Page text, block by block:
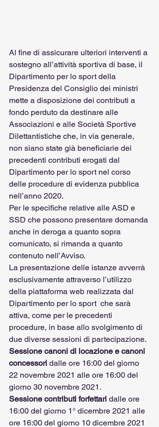
Al fine di assicurare ulteriori interventi a
sostegno all’attività sportiva di base, il
Dipartimento per lo sport della
Presidenza del Consiglio dei ministri
mette a disposizione dei contributi a
fondo perduto da destinare alle
Associazioni e alle Società Sportive
Dilettantistiche che, in via generale,
non siano state già beneficiarie dei
precedenti contributi erogati dal
Dipartimento per lo sport nel corso
delle procedure di evidenza pubblica
nell’anno 2020.
Per le specifiche relative alle ASD e
SSD che possono presentare domanda
anche in deroga a quanto sopra
comunicato, si rimanda a quanto
contenuto nell’Avviso.
La presentazione delle istanze avverrà
esclusivamente attraverso l’utilizzo
della piattaforma web realizzata dal
Dipartimento per lo sport  che sarà
attiva, come per le precedenti
procedure, in base allo svolgimento di
due diverse sessioni di partecipazione.
Sessione canoni di locazione e canoni
concessori dalle ore 16:00 del giorno
22 novembre 2021 alle ore 16:00 del
giorno 30 novembre 2021.
Sessione contributi forfettari dalle ore
16:00 del giorno 1° dicembre 2021 alle
ore 16:00 del giorno 10 dicembre 2021